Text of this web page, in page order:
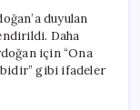
duyulan
Daha
için “Ona
gibi ifadeler